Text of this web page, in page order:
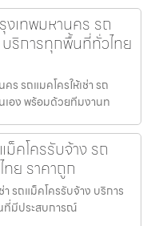
งเทพมหานคร รถ
บริการทุกพื้นที่ทั่วไทย
ร รถแมคโครให้เช่า รถ
เอง พร้อมด้วยทีมงานท
คโครรับจ้าง รถ
ทย ราคาถูก
า รถแม็คโครรับจ้าง บริการ
ที่มีประสบการณ์